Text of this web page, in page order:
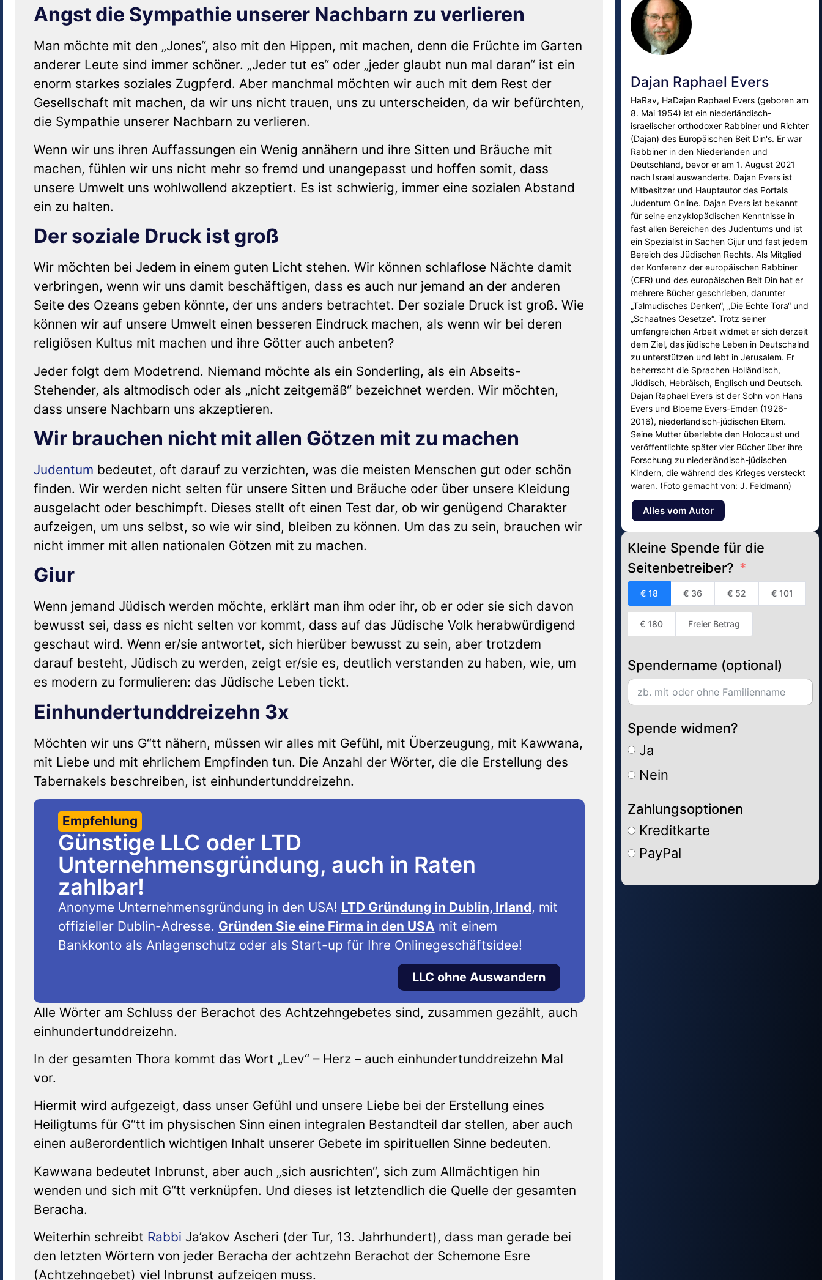
Angst die Sympathie unserer Nachbarn zu verlieren
Man möchte mit den „Jones“, also mit den Hippen, mit machen, denn die Früchte im Garten
anderer Leute sind immer schöner. „Jeder tut es“ oder „jeder glaubt nun mal daran“ ist ein
enorm starkes soziales Zugpferd. Aber manchmal möchten wir auch mit dem Rest der
Gesellschaft mit machen, da wir uns nicht trauen, uns zu unterscheiden, da wir befürchten,
die Sympathie unserer Nachbarn zu verlieren.
Wenn wir uns ihren Auffassungen ein Wenig annähern und ihre Sitten und Bräuche mit
machen, fühlen wir uns nicht mehr so fremd und unangepasst und hoffen somit, dass
unsere Umwelt uns wohlwollend akzeptiert. Es ist schwierig, immer eine sozialen Abstand
ein zu halten.
Der soziale Druck ist groß
Wir möchten bei Jedem in einem guten Licht stehen. Wir können schlaflose Nächte damit
verbringen, wenn wir uns damit beschäftigen, dass es auch nur jemand an der anderen
Seite des Ozeans geben könnte, der uns anders betrachtet. Der soziale Druck ist groß. Wie
können wir auf unsere Umwelt einen besseren Eindruck machen, als wenn wir bei deren
religiösen Kultus mit machen und ihre Götter auch anbeten?
Jeder folgt dem Modetrend. Niemand möchte als ein Sonderling, als ein Abseits-
Stehender, als altmodisch oder als „nicht zeitgemäß“ bezeichnet werden. Wir möchten,
dass unsere Nachbarn uns akzeptieren.
Wir brauchen nicht mit allen Götzen mit zu machen
Judentum bedeutet, oft darauf zu verzichten, was die meisten Menschen gut oder schön
finden. Wir werden nicht selten für unsere Sitten und Bräuche oder über unsere Kleidung
ausgelacht oder beschimpft. Dieses stellt oft einen Test dar, ob wir genügend Charakter
aufzeigen, um uns selbst, so wie wir sind, bleiben zu können. Um das zu sein, brauchen wir
nicht immer mit allen nationalen Götzen mit zu machen.
Giur
Wenn jemand Jüdisch werden möchte, erklärt man ihm oder ihr, ob er oder sie sich davon
bewusst sei, dass es nicht selten vor kommt, dass auf das Jüdische Volk herabwürdigend
geschaut wird. Wenn er/sie antwortet, sich hierüber bewusst zu sein, aber trotzdem
darauf besteht, Jüdisch zu werden, zeigt er/sie es, deutlich verstanden zu haben, wie, um
es modern zu formulieren: das Jüdische Leben tickt.
Einhundertunddreizehn 3x
Möchten wir uns G“tt nähern, müssen wir alles mit Gefühl, mit Überzeugung, mit Kawwana,
mit Liebe und mit ehrlichem Empfinden tun. Die Anzahl der Wörter, die die Erstellung des
Tabernakels beschreiben, ist einhundertunddreizehn.
Empfehlung
Günstige LLC oder LTD
Unternehmensgründung, auch in Raten
zahlbar!
Anonyme Unternehmensgründung in den USA! LTD Gründung in Dublin, Irland, mit
offizieller Dublin-Adresse. Gründen Sie eine Firma in den USA mit einem
Bankkonto als Anlagenschutz oder als Start-up für Ihre Onlinegeschäftsidee!
LLC ohne Auswandern
Alle Wörter am Schluss der Berachot des Achtzehngebetes sind, zusammen gezählt, auch
einhundertunddreizehn.
In der gesamten Thora kommt das Wort „Lev“ – Herz – auch einhundertunddreizehn Mal
vor.
Hiermit wird aufgezeigt, dass unser Gefühl und unsere Liebe bei der Erstellung eines
Heiligtums für G“tt im physischen Sinn einen integralen Bestandteil dar stellen, aber auch
einen außerordentlich wichtigen Inhalt unserer Gebete im spirituellen Sinne bedeuten.
Kawwana bedeutet Inbrunst, aber auch „sich ausrichten“, sich zum Allmächtigen hin
wenden und sich mit G“tt verknüpfen. Und dieses ist letztendlich die Quelle der gesamten
Beracha.
Weiterhin schreibt Rabbi Ja’akov Ascheri (der Tur, 13. Jahrhundert), dass man gerade bei
den letzten Wörtern von jeder Beracha der achtzehn Berachot der Schemone Esre
(Achtzehngebet) viel Inbrunst aufzeigen muss.
Dajan Raphael Evers
HaRav, HaDajan Raphael Evers (geboren am
8. Mai 1954) ist ein niederländisch-
israelischer orthodoxer Rabbiner und Richter
(Dajan) des Europäischen Beit Din's. Er war
Rabbiner in den Niederlanden und
Deutschland, bevor er am 1. August 2021
nach Israel auswanderte. Dajan Evers ist
Mitbesitzer und Hauptautor des Portals
Judentum Online. Dajan Evers ist bekannt
für seine enzyklopädischen Kenntnisse in
fast allen Bereichen des Judentums und ist
ein Spezialist in Sachen Gijur und fast jedem
Bereich des Jüdischen Rechts. Als Mitglied
der Konferenz der europäischen Rabbiner
(CER) und des europäischen Beit Din hat er
mehrere Bücher geschrieben, darunter
„Talmudisches Denken“, „Die Echte Tora“ und
„Schaatnes Gesetze“. Trotz seiner
umfangreichen Arbeit widmet er sich derzeit
dem Ziel, das jüdische Leben in Deutschalnd
zu unterstützen und lebt in Jerusalem. Er
beherrscht die Sprachen Holländisch,
Jiddisch, Hebräisch, Englisch und Deutsch.
Dajan Raphael Evers ist der Sohn von Hans
Evers und Bloeme Evers-Emden (1926-
2016), niederländisch-jüdischen Eltern.
Seine Mutter überlebte den Holocaust und
veröffentlichte später vier Bücher über ihre
Forschung zu niederländisch-jüdischen
Kindern, die während des Krieges versteckt
waren. (Foto gemacht von: J. Feldmann)
Alles vom Autor
Kleine Spende für die
Seitenbetreiber?
€ 18 € 36 € 52 € 101
€ 180 Freier Betrag
Spendername (optional)
Spende widmen?
Ja
Nein
Zahlungsoptionen
Kreditkarte
PayPal
Alternative: